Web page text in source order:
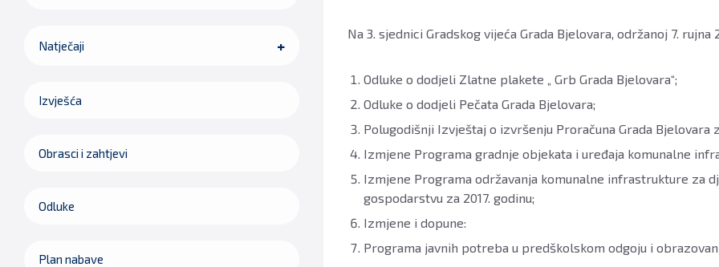
Na 3. sjednici Gradskog vijeća Grada Bjelovara, održanoj 7. rujna
Odluke o dodjeli Zlatne plakete „ Grb Grada Bjelovara“;
Odluke o dodjeli Pečata Grada Bjelovara;
Polugodišnji Izvještaj o izvršenju Proračuna Grada Bjelovara
Izmjene Programa gradnje objekata i uređaja komunalne
Izmjene Programa održavanja komunalne infrastrukture za
gospodarstvu za 2017. godinu;
Izmjene i dopune:
Programa javnih potreba u predškolskom odgoju i
Natječaji
Izvješća
Obrasci i zahtjevi
Odluke
Plan nabave